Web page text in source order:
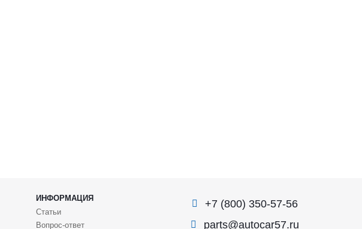
ИНФОРМАЦИЯ
Статьи
Вопрос-ответ
+7 (800) 350-57-56
parts@autocar57.ru